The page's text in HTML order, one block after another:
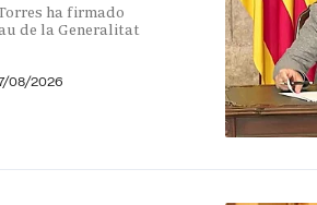
ha firmado
de la Generalitat
08/2026